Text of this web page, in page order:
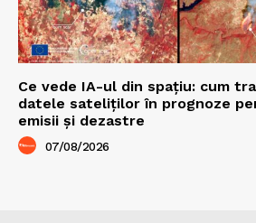
Ce vede IA-ul din spațiu: cum
datele sateliților în prognoze
emisii și dezastre
07/08/2026